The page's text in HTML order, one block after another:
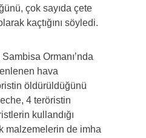
çok sayıda çete
kaçtığını söyledi.
Ormanı’nda
hava
öldürüldüğünü
4 teröristin
kullandığı
malzemelerin de imha